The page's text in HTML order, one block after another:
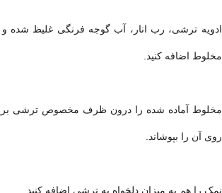
ادویه ترشی، رب انار، آب گوجه فرنگی غلیظ شده
مخلوط اضافه کنید.
مخلوط آماده شده را درون ظرف مخصوص ترشی
روی آن را بپوشاند.
نمک را هم به میزان دلخواه به ترشی اضافه کنید.